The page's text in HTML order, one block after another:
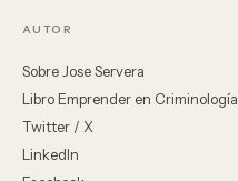
AUTOR
Sobre Jose Servera
Libro Emprender en Criminología
Twitter / X
LinkedIn